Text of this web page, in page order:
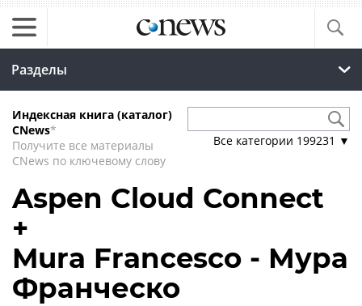
Разделы
Индексная книга (каталог)
CNews*
Получите все материалы
CNews по ключевому слову
Все категории 199231 ▼
Aspen Cloud Connect
+
Mura Francesco - Мура
Франческо